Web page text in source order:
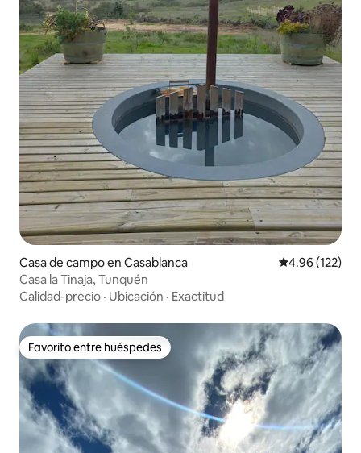
Casa de campo en Casablanca Calificación
4.96 (122)
Casa la Tinaja, Tunquén
Calidad-precio · Ubicación · Exactitud
Favorito entre huéspedes
Favorito entre huéspedes